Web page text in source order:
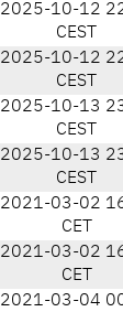
2025-10-12
CEST
2025-10-12
CEST
2025-10-13
CEST
2025-10-13
CEST
2021-03-02
CET
2021-03-02
CET
2021-03-04